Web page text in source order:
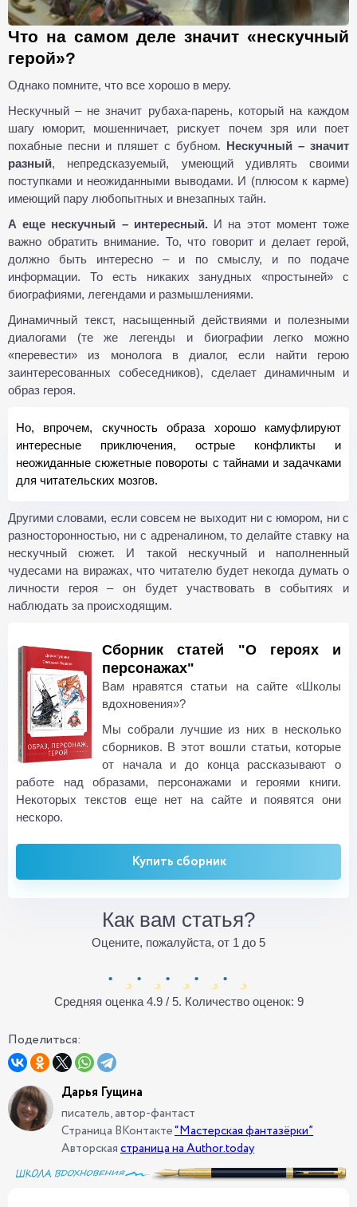
Что на самом деле значит «нескучный
герой»?
Однако помните, что все хорошо в меру.
Нескучный – не значит рубаха-парень, который на каждом
шагу юморит, мошенничает, рискует почем зря или поет
похабные песни и пляшет с бубном. Нескучный – значит
разный, непредсказуемый, умеющий удивлять своими
поступками и неожиданными выводами. И (плюсом к карме)
имеющий пару любопытных и внезапных тайн.
А еще нескучный – интересный.И на этот момент тоже
важно обратить внимание. То, что говорит и делает герой,
должно быть интересно – и по смыслу, и по подаче
информации. То есть никаких занудных «простыней» с
биографиями, легендами и размышлениями.
Динамичный текст, насыщенный действиями и полезными
диалогами (те же легенды и биографии легко можно
«перевести» из монолога в диалог, если найти герою
заинтересованных собеседников), сделает динамичным и
образ героя.
Но, впрочем, скучность образа хорошо камуфлируют
интересные приключения, острые конфликты и
неожиданные сюжетные повороты с тайнами и задачками
для читательских мозгов.
Другими словами, если совсем не выходит ни с юмором, ни с
разносторонностью, ни с адреналином, то делайте ставку на
нескучный сюжет. И такой нескучный и наполненный
чудесами на виражах, что читателю будет некогда думать о
личности героя – он будет участвовать в событиях и
наблюдать за происходящим.
Сборник статей "О героях и
персонажах"
Вам нравятся статьи на сайте «Школы
вдохновения»?
Мы собрали лучшие из них в несколько
сборников. В этот вошли статьи, которые
от начала и до конца рассказывают о
работе над образами, персонажами и героями книги.
Некоторых текстов еще нет на сайте и появятся они
нескоро.
Купить сборник
Как вам статья?
Оцените, пожалуйста, от 1 до 5
Средняя оценка4.9/ 5. Количество оценок: 9
Поделиться:
Дарья Гущина
писатель, автор-фантаст
Страница ВКонтакте“Мастерская фантазёрки”
Авторскаястраница на Author.today